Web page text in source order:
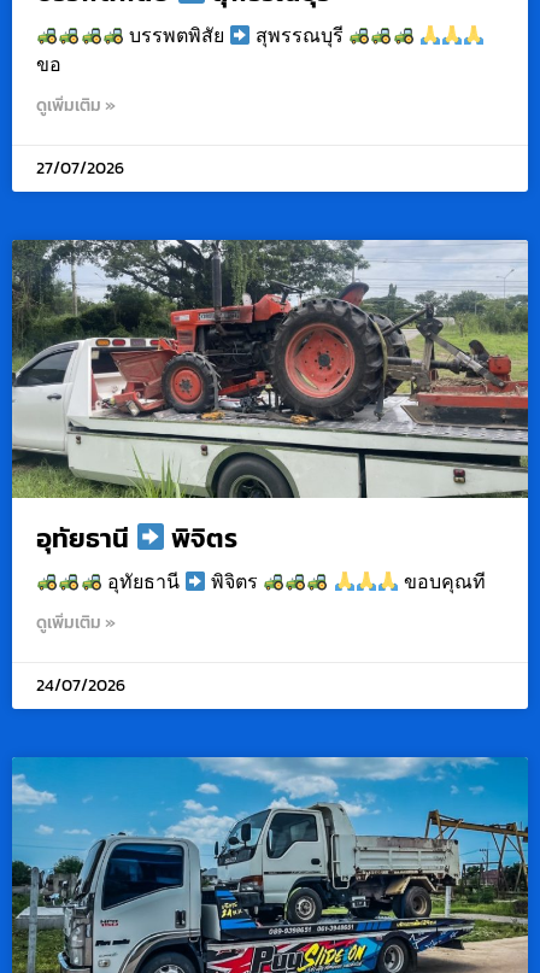
บรรพตพิสัย
สุพรรณบุรี
ขอ
ดูเพิ่มเติม »
27/07/2026
อุทัยธานี พิจิตร
อุทัยธานี พิจิตร ขอบคุณที
ดูเพิ่มเติม »
24/07/2026